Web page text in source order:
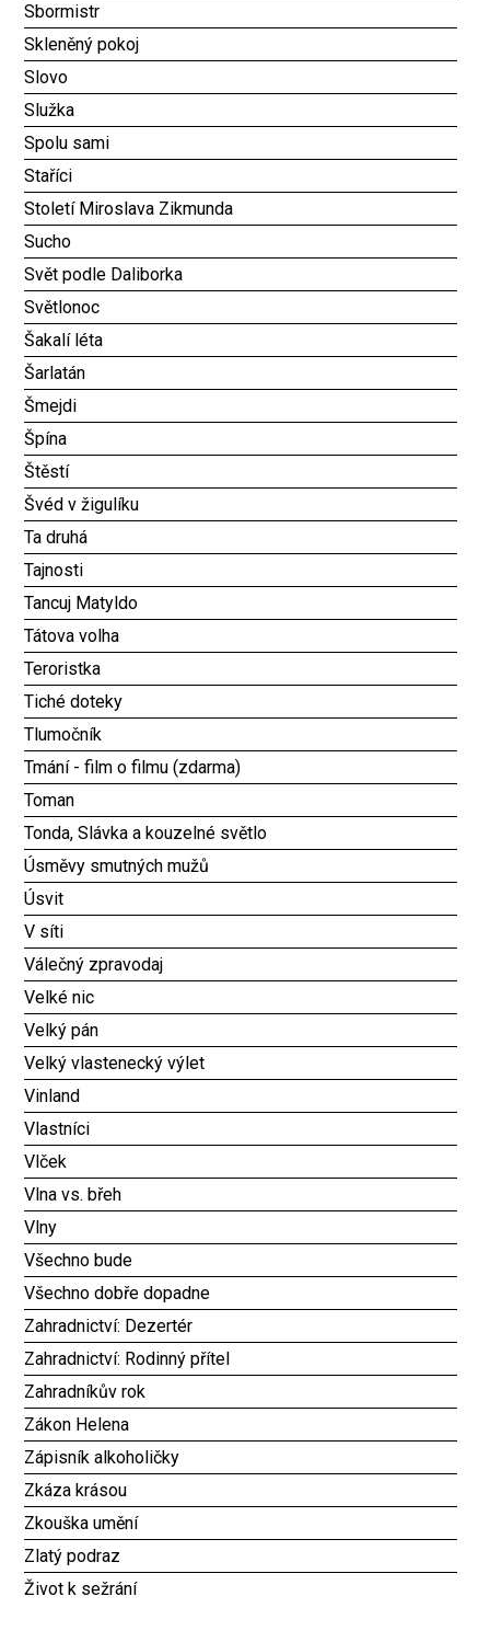
Sbormistr
Skleněný pokoj
Slovo
Služka
Spolu sami
Staříci
Století Miroslava Zikmunda
Sucho
Svět podle Daliborka
Světlonoc
Šakalí léta
Šarlatán
Šmejdi
Špína
Štěstí
Švéd v žigulíku
Ta druhá
Tajnosti
Tancuj Matyldo
Tátova volha
Teroristka
Tiché doteky
Tlumočník
Tmání - film o filmu (zdarma)
Toman
Tonda, Slávka a kouzelné světlo
Úsměvy smutných mužů
Úsvit
V síti
Válečný zpravodaj
Velké nic
Velký pán
Velký vlastenecký výlet
Vinland
Vlastníci
Vlček
Vlna vs. břeh
Vlny
Všechno bude
Všechno dobře dopadne
Zahradnictví: Dezertér
Zahradnictví: Rodinný přítel
Zahradníkův rok
Zákon Helena
Zápisník alkoholičky
Zkáza krásou
Zkouška umění
Zlatý podraz
Život k sežrání